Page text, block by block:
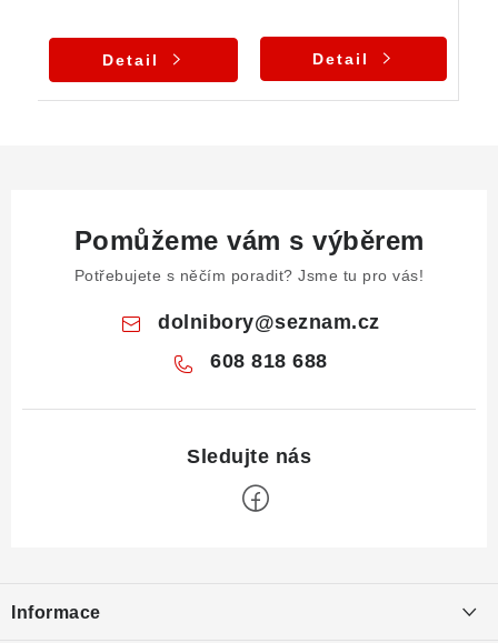
Detail Detail
Pomůžeme vám s výběrem
Potřebujete s něčím poradit? Jsme tu pro vás!
dolnibory@seznam.cz
608 818 688
pInformace